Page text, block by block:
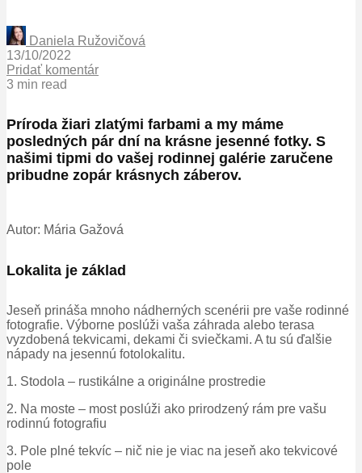
Daniela Ružovičová
13/10/2022
Pridať komentár
3 min read
Príroda žiari zlatými farbami a my máme
posledných pár dní na krásne jesenné fotky. S
našimi tipmi do vašej rodinnej galérie zaručene
pribudne zopár krásnych záberov.
Autor: Mária Gažová
Lokalita je základ
Jeseň prináša mnoho nádherných scenérii pre vaše rodinné
fotografie. Výborne poslúži vaša záhrada alebo terasa
vyzdobená tekvicami, dekami či sviečkami. A tu sú ďalšie
nápady na jesennú fotolokalitu.
1. Stodola – rustikálne a originálne prostredie
2. Na moste – most poslúži ako prirodzený rám pre vašu
rodinnú fotografiu
3. Pole plné tekvíc – nič nie je viac na jeseň ako tekvicové
pole